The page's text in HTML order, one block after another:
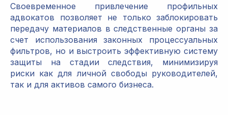
Своевременное привлечение профильных
адвокатов позволяет не только заблокировать
передачу материалов в следственные органы за
счет использования законных процессуальных
фильтров, но и выстроить эффективную систему
защиты на стадии следствия, минимизируя
риски как для личной свободы руководителей,
так и для активов самого бизнеса.